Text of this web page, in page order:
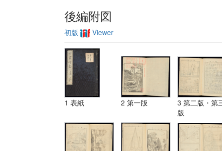
後編附図
初版 Viewer
1 表紙 2 第一版
3 第二版・第
版